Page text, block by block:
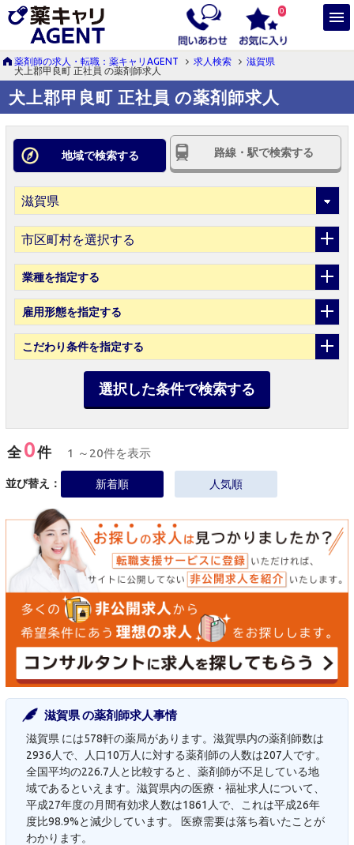
0
薬剤師の求人・転職：薬キャリAGENT 求人検索
滋賀県
犬上郡甲良町 正社員 の薬剤師求人
犬上郡甲良町 正社員 の薬剤師求人
地域で検索する 路線・駅で検索する
市区町村を選択する
業種を指定する
雇用形態を指定する
こだわり条件を指定する
選択した条件で検索する
全0件 1 ～20件を表示
並び替え： 新着順 人気順
滋賀県 の薬剤師求人事情
滋賀県 には578軒の薬局があります。滋賀県内の薬剤師数は
2936人で、人口10万人に対する薬剤師の人数は207人です。
全国平均の226.7人と比較すると、薬剤師が不足している地
域であるといえます。滋賀県内の医療・福祉求人について、
平成27年度の月間有効求人数は1861人で、これは平成26年
度比98.9%と減少しています。 医療需要は落ち着いたことが
わかります。